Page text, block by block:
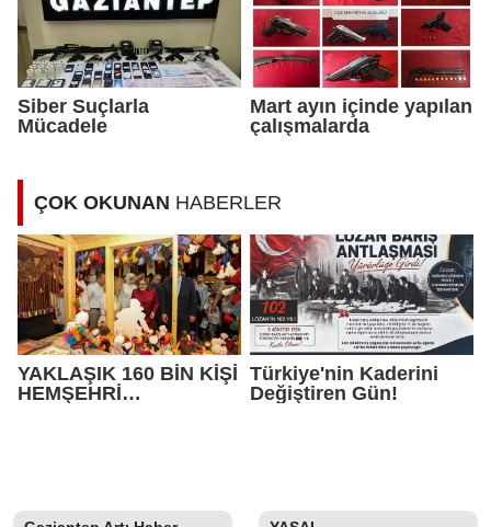
Siber Suçlarla
Mücadele
Mart ayın içinde yapılan
çalışmalarda
ÇOK OKUNAN HABERLER
YAKLAŞIK 160 BİN KİŞİ
HEMŞEHRİ
Türkiye'nin Kaderini
Değiştiren Gün!